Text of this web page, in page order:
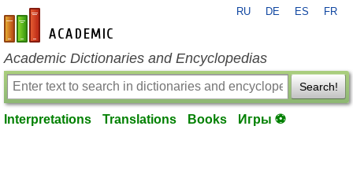
en-academic.com
RU DE ES FR
Academic Dictionaries and Encyclopedias
Search!
Interpretations Translations Books Игры ⚽